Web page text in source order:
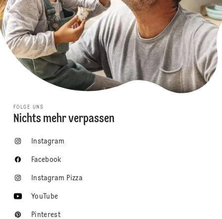
FOLGE UNS
Nichts mehr verpassen
Instagram
Facebook
Instagram Pizza
YouTube
Pinterest